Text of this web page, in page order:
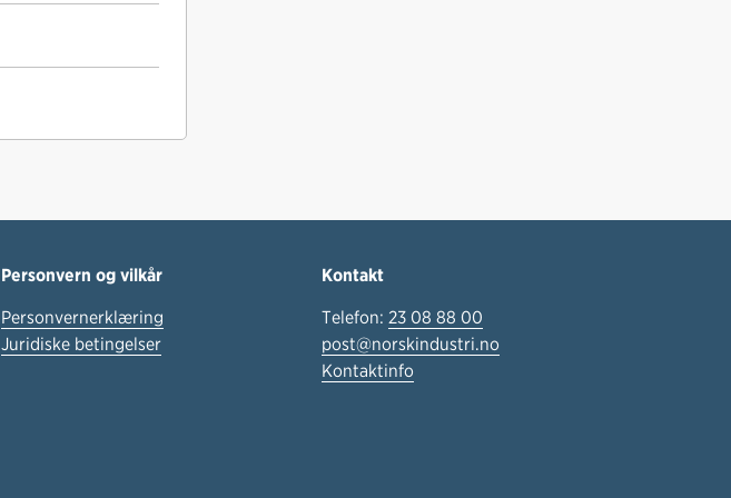
Personvern og vilkår
Personvernerklæring
Juridiske betingelser
Kontakt
Telefon: 23 08 88 00
post@norskindustri.no
Kontaktinfo